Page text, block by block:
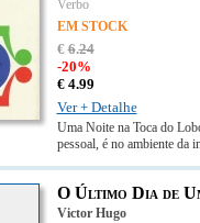
Verbo
EM STOCK
€6.24
-20%
€ 4.99
Ver + Detalhe
Uma Noite na Toca do
pessoal, é no ambiente
O Último Dia de
Victor Hugo